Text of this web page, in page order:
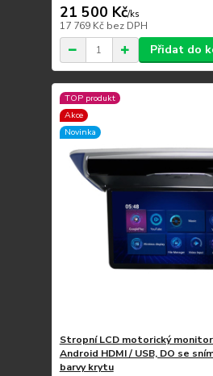
21 500 Kč/ks
17 769 Kč bez DPH
Přidat do
TOP produkt
Akce
Novinka
Stropní LCD motorický monitor
Android HDMI / USB, DO se
barvy krytu